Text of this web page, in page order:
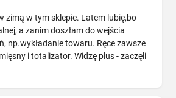
zimą w tym sklepie. Latem lubię,bo
a zanim doszłam do wejścia
np.wykładanie towaru. Ręce zawsze
i totalizator. Widzę plus - zaczęli